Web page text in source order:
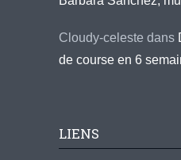
Cloudy-celeste dans
de course en 6
LIENS